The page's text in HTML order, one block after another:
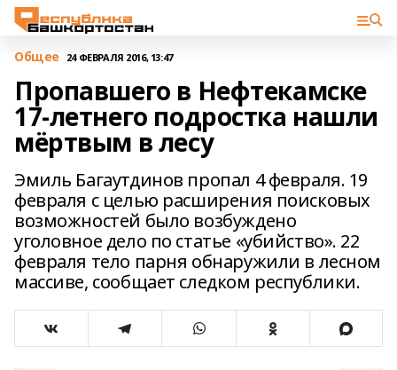
Общее 24 ФЕВРАЛЯ 2016, 13:47
Пропавшего в Нефтекамске
17-летнего подростка нашли
мёртвым в лесу
Эмиль Багаутдинов пропал 4 февраля. 19
февраля с целью расширения поисковых
возможностей было возбуждено
уголовное дело по статье «убийство». 22
февраля тело парня обнаружили в лесном
массиве, сообщает следком республики.